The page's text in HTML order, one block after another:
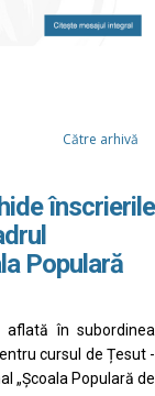
Către arhivă
înscrierile
Populară
aflată în subordinea
cursul de Țesut -
„Școala Populară de